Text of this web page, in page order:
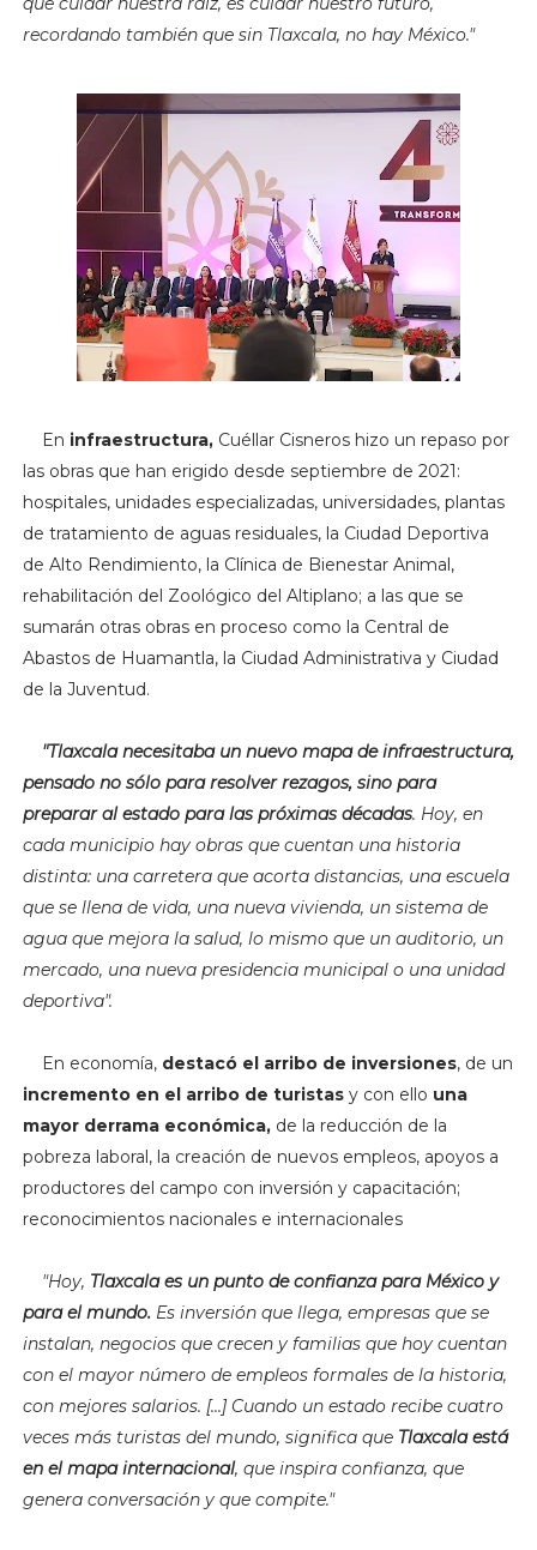
recordando también que sin Tlaxcala, no hay México."
En infraestructura, Cuéllar Cisneros hizo un repaso por
las obras que han erigido desde septiembre de 2021:
hospitales, unidades especializadas, universidades, plantas
de tratamiento de aguas residuales, la Ciudad Deportiva
de Alto Rendimiento, la Clínica de Bienestar Animal,
rehabilitación del Zoológico del Altiplano; a las que se
sumarán otras obras en proceso como la Central de
Abastos de Huamantla, la Ciudad Administrativa y Ciudad
de la Juventud.
"Tlaxcala necesitaba un nuevo mapa de infraestructura,
pensado no sólo para resolver rezagos, sino para
preparar al estado para las próximas décadas. Hoy, en
cada municipio hay obras que cuentan una historia
distinta: una carretera que acorta distancias, una escuela
que se llena de vida, una nueva vivienda, un sistema de
agua que mejora la salud, lo mismo que un auditorio, un
mercado, una nueva presidencia municipal o una unidad
deportiva".
En economía, destacó el arribo de inversiones, de un
incremento en el arribo de turistasy con ello una
mayor derrama económica,de la reducción de la
pobreza laboral, la creación de nuevos empleos, apoyos a
productores del campo con inversión y capacitación;
reconocimientos nacionales e internacionales
"Hoy, Tlaxcala es un punto de confianza para México y
para el mundo.Es inversión que llega, empresas que se
instalan, negocios que crecen y familias que hoy cuentan
con el mayor número de empleos formales de la historia,
con mejores salarios. [...] Cuando un estado recibe cuatro
veces más turistas del mundo, significa que Tlaxcala está
en el mapa internacional, que inspira confianza, que
genera conversación y que compite."